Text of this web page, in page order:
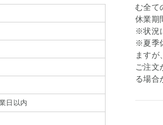
日以内
む全て
休業期
※状況
※夏季
ますが、
ご注文
る場合